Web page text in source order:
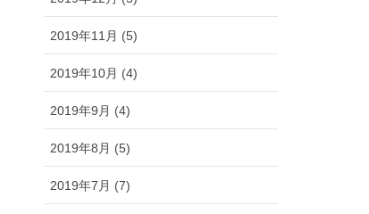
2019年11月 (5)
2019年10月 (4)
2019年9月 (4)
2019年8月 (5)
2019年7月 (7)